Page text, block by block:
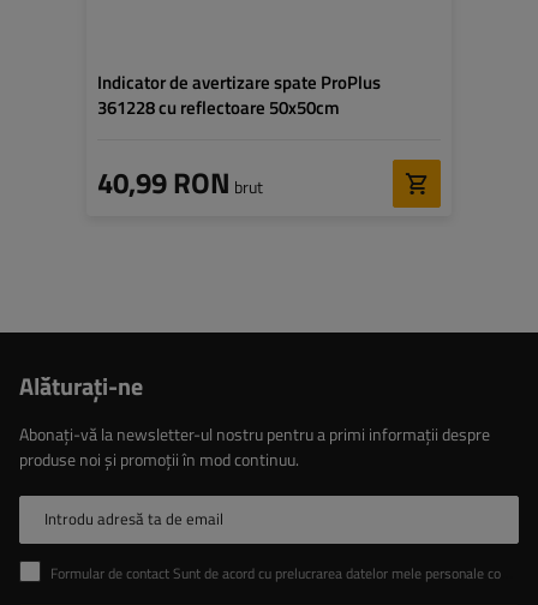
Indicator de avertizare spate ProPlus
361228 cu reflectoare 50x50cm
40,99 RON brut
Alăturaţi-ne
Abonați-vă la newsletter-ul nostru pentru a primi informații despre
produse noi și promoții în mod continuu.
Introdu adresă ta de email
Formular de contact Sunt de acord cu prelucrarea datelor mele personale conținute în formularul de contact în conformitate cu Regulamentul Parlamentului European și al Consiliului (UE)